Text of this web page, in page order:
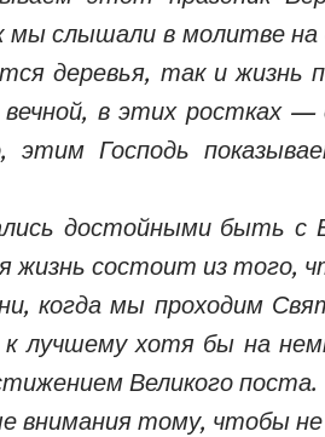
мы слышали в молитве
деревья, так и жизнь
в этих ростках
этим Господь
достойными быть с
жизнь состоит из того,
когда мы проходим
к лучшему хотя бы на
Великого поста.
внимания тому, чтобы